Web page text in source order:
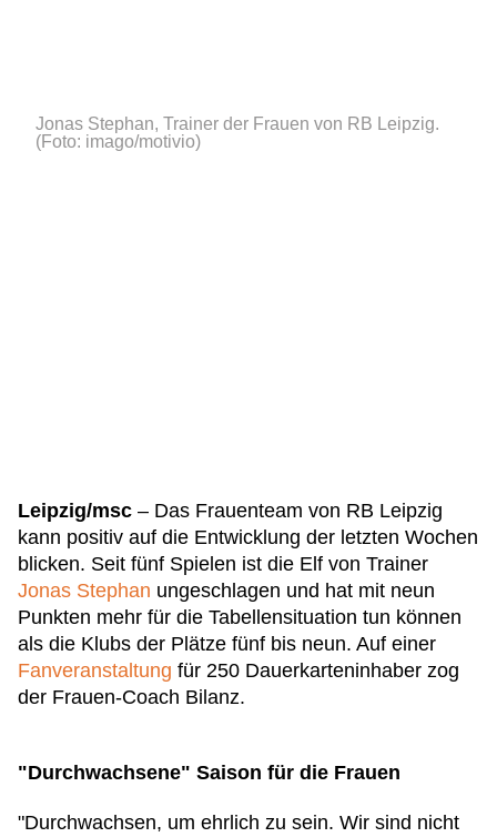
Jonas Stephan, Trainer der Frauen von RB Leipzig.
(Foto: imago/motivio)
Leipzig/msc – Das Frauenteam von RB Leipzig
kann positiv auf die Entwicklung der letzten Wochen
blicken. Seit fünf Spielen ist die Elf von Trainer
Jonas Stephan ungeschlagen und hat mit neun
Punkten mehr für die Tabellensituation tun können
als die Klubs der Plätze fünf bis neun. Auf einer
Fanveranstaltung für 250 Dauerkarteninhaber zog
der Frauen-Coach Bilanz.
"Durchwachsene" Saison für die Frauen
"Durchwachsen, um ehrlich zu sein. Wir sind nicht